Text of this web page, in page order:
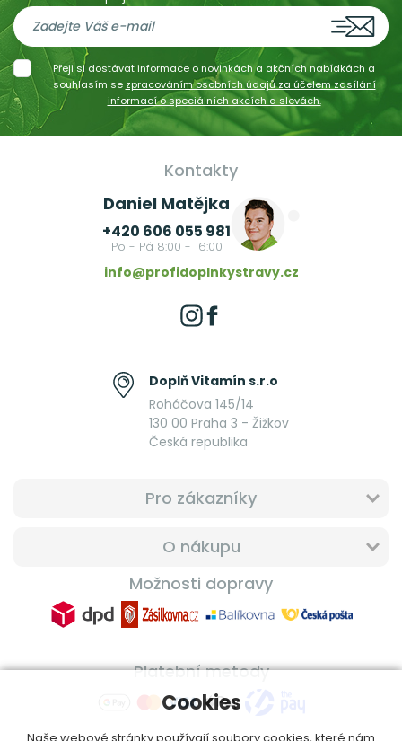
Přeji si dostávat informace o novinkách a akčních nabídkách a
souhlasím se zpracováním osobních údajů za účelem zasílání
informací o speciálních akcích a slevách.
Kontakty
Daniel Matějka
+420 606 055 981
Po - Pá 8:00 - 16:00
info@profidoplnkystravy.cz
Doplň Vitamín s.r.o
Roháčova 145/14
130 00 Praha 3 - Žižkov
Česká republika
Pro zákazníky
O nákupu
Možnosti dopravy
Platební metody
Cookies